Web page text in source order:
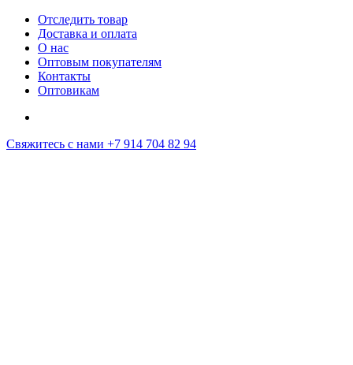
Отследить товар
Доставка и оплата
О нас
Оптовым покупателям
Контакты
Оптовикам
Свяжитесь с нами +7 914 704 82 94